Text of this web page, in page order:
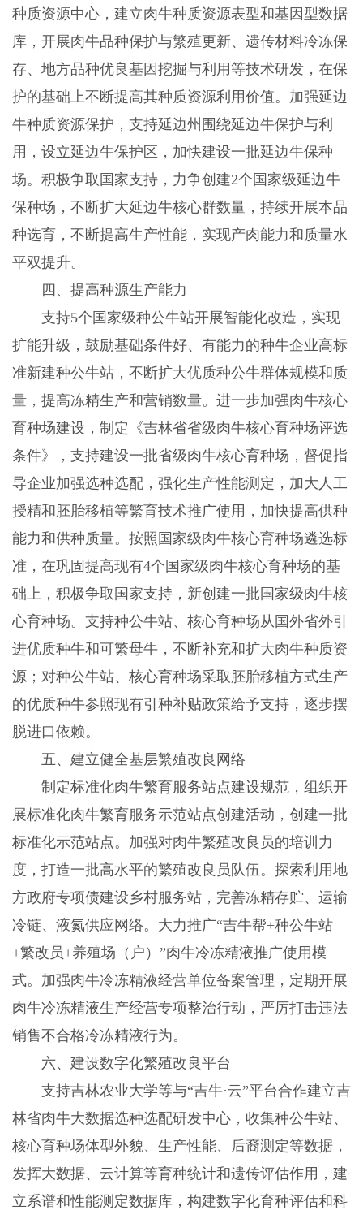
种质资源中心，建立肉牛种质资源表型和基因型数据
库，开展肉牛品种保护与繁殖更新、遗传材料冷冻保
存、地方品种优良基因挖掘与利用等技术研发，在保
护的基础上不断提高其种质资源利用价值。加强延边
牛种质资源保护，支持延边州围绕延边牛保护与利
用，设立延边牛保护区，加快建设一批延边牛保种
场。积极争取国家支持，力争创建2个国家级延边牛
保种场，不断扩大延边牛核心群数量，持续开展本品
种选育，不断提高生产性能，实现产肉能力和质量水
平双提升。
四、提高种源生产能力
支持5个国家级种公牛站开展智能化改造，实现
扩能升级，鼓励基础条件好、有能力的种牛企业高标
准新建种公牛站，不断扩大优质种公牛群体规模和质
量，提高冻精生产和营销数量。进一步加强肉牛核心
育种场建设，制定《吉林省省级肉牛核心育种场评选
条件》，支持建设一批省级肉牛核心育种场，督促指
导企业加强选种选配，强化生产性能测定，加大人工
授精和胚胎移植等繁育技术推广使用，加快提高供种
能力和供种质量。按照国家级肉牛核心育种场遴选标
准，在巩固提高现有4个国家级肉牛核心育种场的基
础上，积极争取国家支持，新创建一批国家级肉牛核
心育种场。支持种公牛站、核心育种场从国外省外引
进优质种牛和可繁母牛，不断补充和扩大肉牛种质资
源；对种公牛站、核心育种场采取胚胎移植方式生产
的优质种牛参照现有引种补贴政策给予支持，逐步摆
脱进口依赖。
五、建立健全基层繁殖改良网络
制定标准化肉牛繁育服务站点建设规范，组织开
展标准化肉牛繁育服务示范站点创建活动，创建一批
标准化示范站点。加强对肉牛繁殖改良员的培训力
度，打造一批高水平的繁殖改良员队伍。探索利用地
方政府专项债建设乡村服务站，完善冻精存贮、运输
冷链、液氮供应网络。大力推广“吉牛帮+种公牛站
+繁改员+养殖场（户）”肉牛冷冻精液推广使用模
式。加强肉牛冷冻精液经营单位备案管理，定期开展
肉牛冷冻精液生产经营专项整治行动，严厉打击违法
销售不合格冷冻精液行为。
六、建设数字化繁殖改良平台
支持吉林农业大学等与“吉牛·云”平台合作建立吉
林省肉牛大数据选种选配研发中心，收集种公牛站、
核心育种场体型外貌、生产性能、后裔测定等数据，
发挥大数据、云计算等育种统计和遗传评估作用，建
立系谱和性能测定数据库，构建数字化育种评估和科